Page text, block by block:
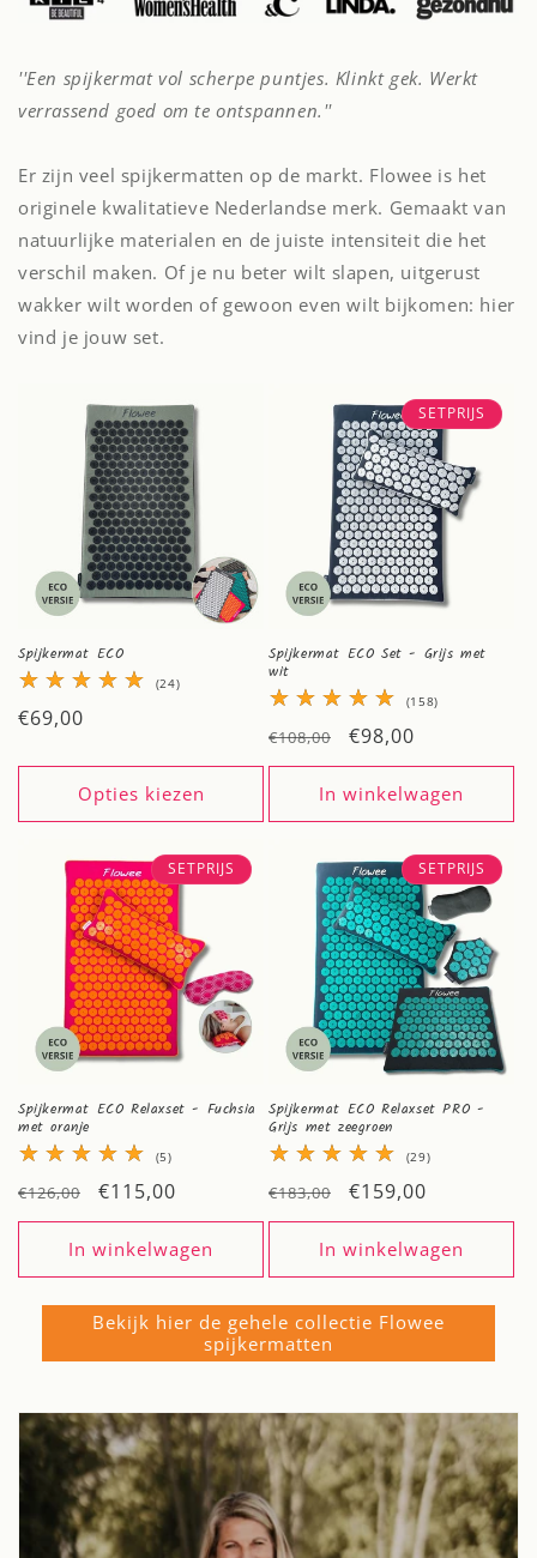
''Een spijkermat vol scherpe puntjes. Klinkt gek. Werkt
verrassend goed om te ontspannen.''
Er zijn veel spijkermatten op de markt. Flowee is het
originele kwalitatieve Nederlandse merk. Gemaakt van
natuurlijke materialen en de juiste intensiteit die het
verschil maken. Of je nu beter wilt slapen, uitgerust
wakker wilt worden of gewoon even wilt bijkomen: hier
vind je jouw set.
Spijkermat ECO
(24)24
Normale
€69,00
Opties kiezen
SETPRIJS
Spijkermat ECO Set - Grijs met
wit
(158)
Normale
prijs
€108,00 Aanbiedingsprijs
€98,00
In winkelwagen
SETPRIJS
Spijkermat ECO Relaxset - Fuchsia
met oranje
(5)5
aantal
Normale
prijs
€126,00 Aanbiedingsprijs
€115,00
In winkelwagen
SETPRIJS
Spijkermat ECO Relaxset PRO -
Grijs met zeegroen
(29)29
Normale
prijs
€183,00 Aanbiedingsprijs
€159,00
In winkelwagen
Bekijk hier de gehele collectie Flowee
spijkermatten